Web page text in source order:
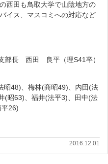
西田も鳥取大学で山陰地方の
イス、マスコミへの対応など
部長 西田 良平（理S41卒）
昭48)、梅林(商昭49)、内田(法
(昭63)、福井(法平3)、田中(法
26)
2016.12.01